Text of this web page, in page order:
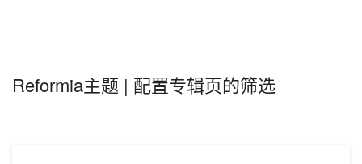
Reformia主题 | 配置专辑页的筛选